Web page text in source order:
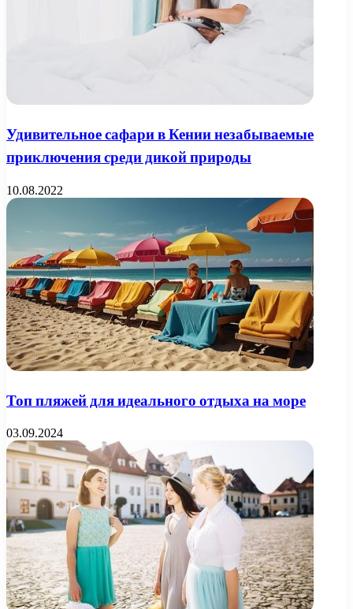
Удивительное сафари в Кении незабываемые
приключения среди дикой природы
10.08.2022
Топ пляжей для идеального отдыха на море
03.09.2024